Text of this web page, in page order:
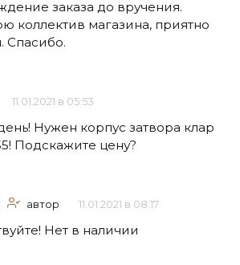
заказа до вручения.
коллектив магазина, приятно
Спасибо.
11.01.2021 в 05:53
Нужен корпус затвора клар
Подскажите цену?
автор 11.01.2021 в 08:17
Нет в наличии